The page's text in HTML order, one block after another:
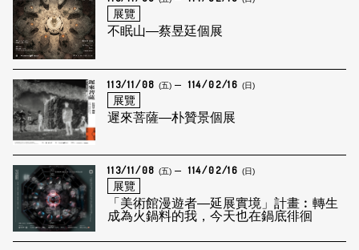
展覽
不眠山—蔡昱廷個展
113/11/08 (五) 114/02/16 (日)
展覽
遲來菩薩—朴贊景個展
113/11/08 (五) 114/02/16 (日)
展覽
「美術館漫遊者—延展實境」計畫︰轉生
成為火鍋料的我，今天也在鍋底徘徊